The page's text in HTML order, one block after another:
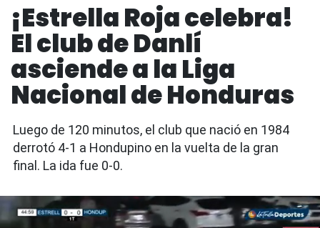
¡Estrella Roja celebra!
El club de Danlí
asciende a la Liga
Nacional de Honduras
Luego de 120 minutos, el club que nació en 1984
derrotó 4-1 a Hondupino en la vuelta de la gran
final. La ida fue 0-0.